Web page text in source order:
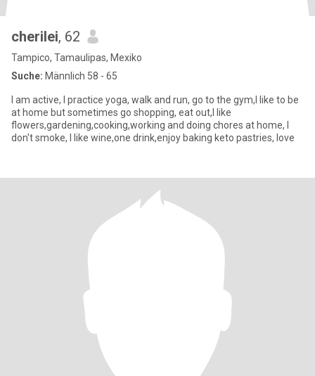
cherilei, 62
Tampico, Tamaulipas, Mexiko
Suche: Männlich 58 - 65
I am active, I practice yoga, walk and run, go to the gym,I like to be
at home but sometimes go shopping, eat out,I like
flowers,gardening,cooking,working and doing chores at home, I
don't smoke, I like wine,one drink,enjoy baking keto pastries, love